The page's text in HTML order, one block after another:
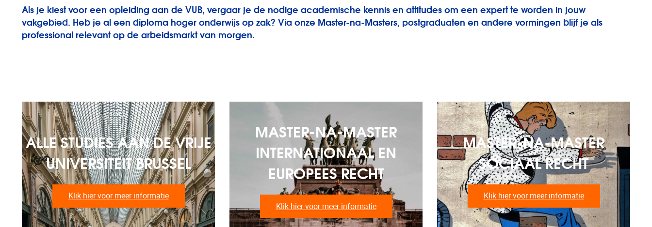
Als je kiest voor een opleiding aan de VUB, vergaar je de nodige academische kennis en attitudes om een expert te worden in jouw
vakgebied. Heb je al een diploma hoger onderwijs op zak? Via onze Master-na-Masters, postgraduaten en andere vormingen blijf je als
professional relevant op de arbeidsmarkt van morgen.
ALLE STUDIES AAN DE VRIJE
UNIVERSITEIT BRUSSEL
Klik hier voor meer informatie
MASTER-NA-MASTER
INTERNATIONAAL EN
EUROPEES RECHT
Klik hier voor meer informatie
MASTER-NA-MASTER
SOCIAAL RECHT
Klik hier voor meer informatie